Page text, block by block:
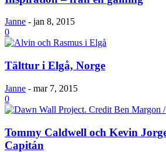
Janne - jan 8, 2015
0
Tälttur i Elgå, Norge
Janne - mar 7, 2015
0
Tommy Caldwell och Kevin
Capitán